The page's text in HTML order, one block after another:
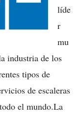
líde
r
mu
industria de los
tipos de
de escaleras
el mundo.La